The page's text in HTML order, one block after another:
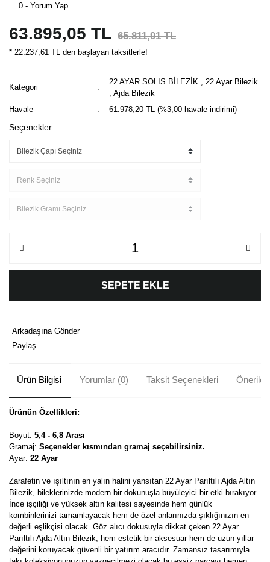
0 - Yorum Yap
63.895,05 TL 65.811,91 TL
* 22.237,61 TL den başlayan taksitlerle!
Kategori
22 AYAR SOLIS BİLEZİK
22 Ayar Bilezik
,Ajda Bilezik
Havale
61.978,20 TL (%3,00 havale indirimi)
Seçenekler
SEPETE EKLE
Arkadaşına Gönder
Paylaş
Ürün Bilgisi Yorumlar (0) Taksit Seçenekleri
Ürünün Özellikleri:
Boyut: 5,4 - 6,8 Arası
Gramaj: Seçenekler kısmından gramaj seçebilirsiniz.
Ayar: 22 Ayar
Zarafetin ve ışıltının en yalın halini yansıtan 22 Ayar Parıltılı Ajda Altın
Bilezik, bileklerinizde modern bir dokunuşla büyüleyici bir etki bırakıyor.
İnce işçiliği ve yüksek altın kalitesi sayesinde hem günlük
kombinlerinizi tamamlayacak hem de özel anlarınızda şıklığınızın en
değerli eşlikçisi olacak. Göz alıcı dokusuyla dikkat çeken 22 Ayar
Parıltılı Ajda Altın Bilezik, hem estetik bir aksesuar hem de uzun yıllar
değerini koruyacak güvenli bir yatırım aracıdır. Zamansız tasarımıyla